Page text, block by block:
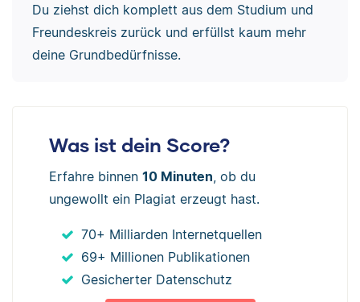
Du ziehst dich komplett aus dem Studium und
Freundeskreis zurück und erfüllst kaum mehr
deine Grundbedürfnisse.
Was ist dein Score?
Erfahre binnen 10 Minuten , ob du
ungewollt ein Plagiat erzeugt hast.
70+ Milliarden Internetquellen
69+ Millionen Publikationen
Gesicherter Datenschutz